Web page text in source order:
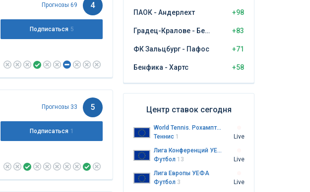
Прогнозы 69 4
Подписаться 5
Прогнозы 33 5
Подписаться 1
ПАОК - Андерлехт +98
Градец-Кралове - Бешикташ +83
ФК Зальцбург - Пафос +71
Бенфика - Хартс +58
Центр ставок сегодня
World Tennis. Рохамптон. Пары
Теннис 1
Live
Лига Конференций УЕФА
Футбол 13
Live
Лига Европы УЕФА
Футбол 3
Live